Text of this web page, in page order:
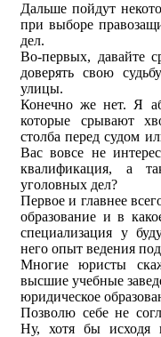
Дальше пойдут
при выборе
дел.
Во-первых, давайте
доверять свою
улицы.
Конечно же нет. Я
которые срывают
столба перед судом
Вас вовсе не
квалификация, а
уголовных дел?
Первое и главнее
образование и в
специализация у
него опыт ведения
Многие юристы
высшие учебные
юридическое
Позволю себе не
Ну, хотя бы исходя